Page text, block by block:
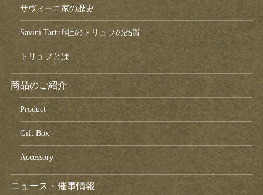
サヴィーニ家の歴史
Savini Tartufi社のトリュフの品質
トリュフとは
商品のご紹介
Product
Gift Box
Accessory
ニュース・催事情報